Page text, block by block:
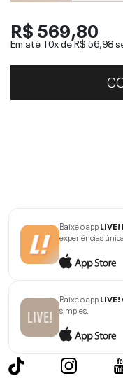
R$ 569,80
Em até 10x deR$ 56,98
Baixe o app
experiências
Baixe o app
simples.